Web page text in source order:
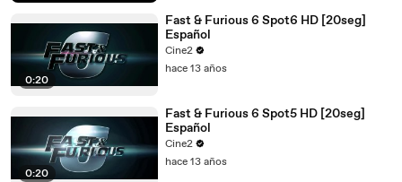
0:20
Fast & Furious 6 Spot6 HD [20seg]
Español
Cine2
hace 13 años
0:20
Fast & Furious 6 Spot5 HD [20seg]
Español
Cine2
hace 13 años